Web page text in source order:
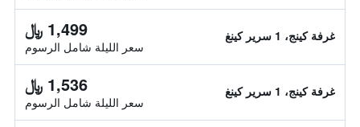
غرفة كينج، 1 سرير كينغ 1,499 ﷼
سعر الليلة شامل الرسوم
غرفة كينج، 1 سرير كينغ 1,536 ﷼
سعر الليلة شامل الرسوم